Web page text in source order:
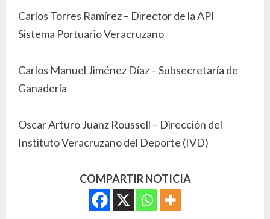
Carlos Torres Ramírez – Director de la API
Sistema Portuario Veracruzano
Carlos Manuel Jiménez Díaz – Subsecretaría de
Ganadería
Oscar Arturo Juanz Roussell – Dirección del
Instituto Veracruzano del Deporte (IVD)
COMPARTIR NOTICIA